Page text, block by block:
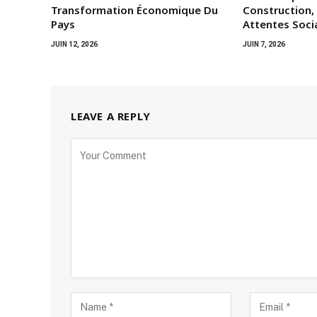
Transformation Économique Du
Pays
JUIN 12, 2026
Construction,
Attentes
JUIN 7, 2026
LEAVE A REPLY